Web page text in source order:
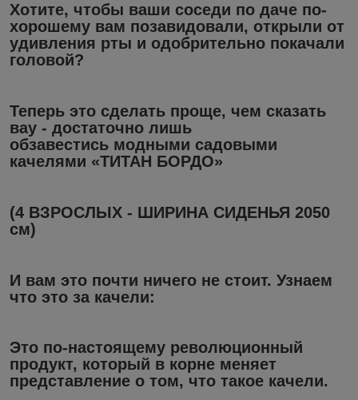
Хотите, чтобы ваши соседи по даче по-
хорошему вам позавидовали, открыли от
удивления рты и одобрительно покачали
головой?
Теперь это сделать проще, чем сказать
вау - достаточно лишь
обзавестись модными садовыми
качелями «ТИТАН БОРДО»
(4 ВЗРОСЛЫХ - ШИРИНА СИДЕНЬЯ 2050
см)
И вам это почти ничего не стоит. Узнаем
что это за качели:
Это по-настоящему революционный
продукт, который в корне меняет
представление о том, что такое качели.